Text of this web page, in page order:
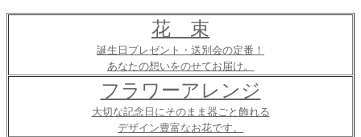
花 束
誕生日プレゼント・送別会の定番！
あなたの想いをのせてお届け。
フラワーアレンジ
大切な記念日にそのまま器ごと飾れる
デザイン豊富なお花です。